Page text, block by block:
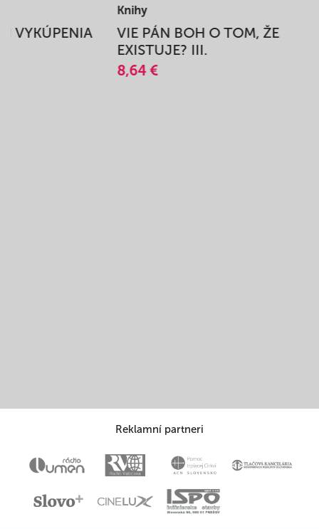
VYKÚPENIA
Knihy
VIE PÁN BOH O TOM, ŽE
EXISTUJE? III.
8,64 €
Reklamní partneri